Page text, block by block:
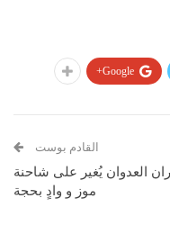
Google+
القادم بوست
العدوان يُغير على شاحنة
موز و وادٍ بحجة